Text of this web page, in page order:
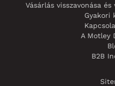
Vásárlás visszavonása
Gyakori
A Motley
B2B